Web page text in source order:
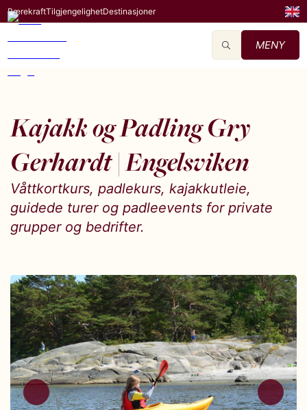
BærekraftTilgjengelighetDestinasjoner
MENY
Kajakk og Padling Gry
Gerhardt | Engelsviken
Våttkortkurs, padlekurs, kajakkutleie,
guidede turer og padleevents for private
grupper og bedrifter.